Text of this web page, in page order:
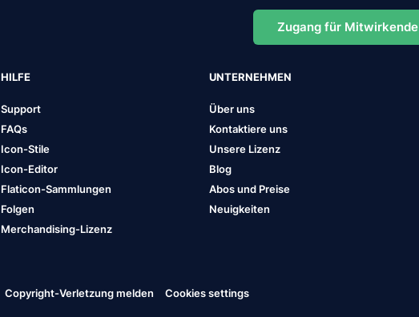
Zugang für Mitwirkende
HILFE
Support
FAQs
Icon-Stile
Icon-Editor
Flaticon-Sammlungen
Folgen
Merchandising-Lizenz
UNTERNEHMEN
Über uns
Kontaktiere uns
Unsere Lizenz
Blog
Abos und Preise
Neuigkeiten
Copyright-Verletzung melden Cookies settings